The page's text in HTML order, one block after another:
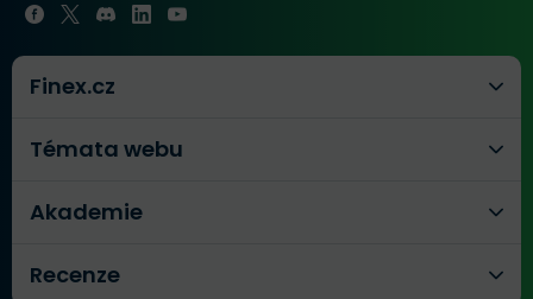
Finex.cz
Témata webu
Akademie
Recenze